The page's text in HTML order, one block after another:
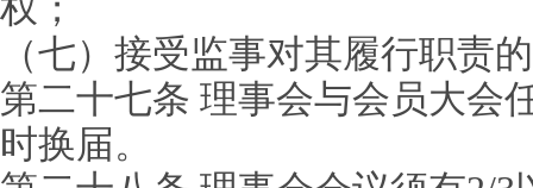
（七）接受监事对其履行职责
第二十七条 理事会与会员大会
时换届。